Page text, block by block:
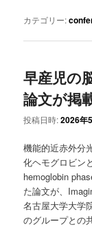
カテゴリー:
早産児の
論文が掲
投稿日時:2026年
機能的近赤外分
化ヘモグロビン
hemoglobin
た論文が、
名古屋大学大学
のグループとの